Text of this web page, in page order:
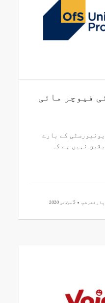
فیوچر مائی
کے بارے
نہیں ہے کہ
• 5 جولائی 2020